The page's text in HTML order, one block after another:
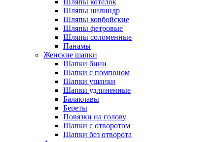
Шляпы котелок
Шляпы цилиндр
Шляпы ковбойские
Шляпы фетровые
Шляпы соломенные
Панамы
Женские шапки
Шапки бини
Шапки с помпоном
Шапки ушанки
Шапки удлиненные
Балаклавы
Береты
Повязки на голову
Шапки с отворотом
Шапки без отворота